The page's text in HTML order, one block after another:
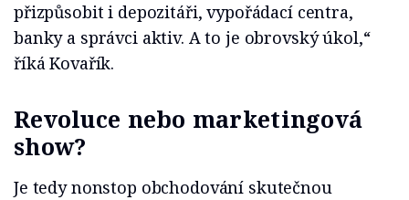
přizpůsobit i depozitáři, vypořádací centra,
banky a správci aktiv. A to je obrovský úkol,“
říká Kovařík.
Revoluce nebo marketingová
show?
Je tedy nonstop obchodování skutečnou